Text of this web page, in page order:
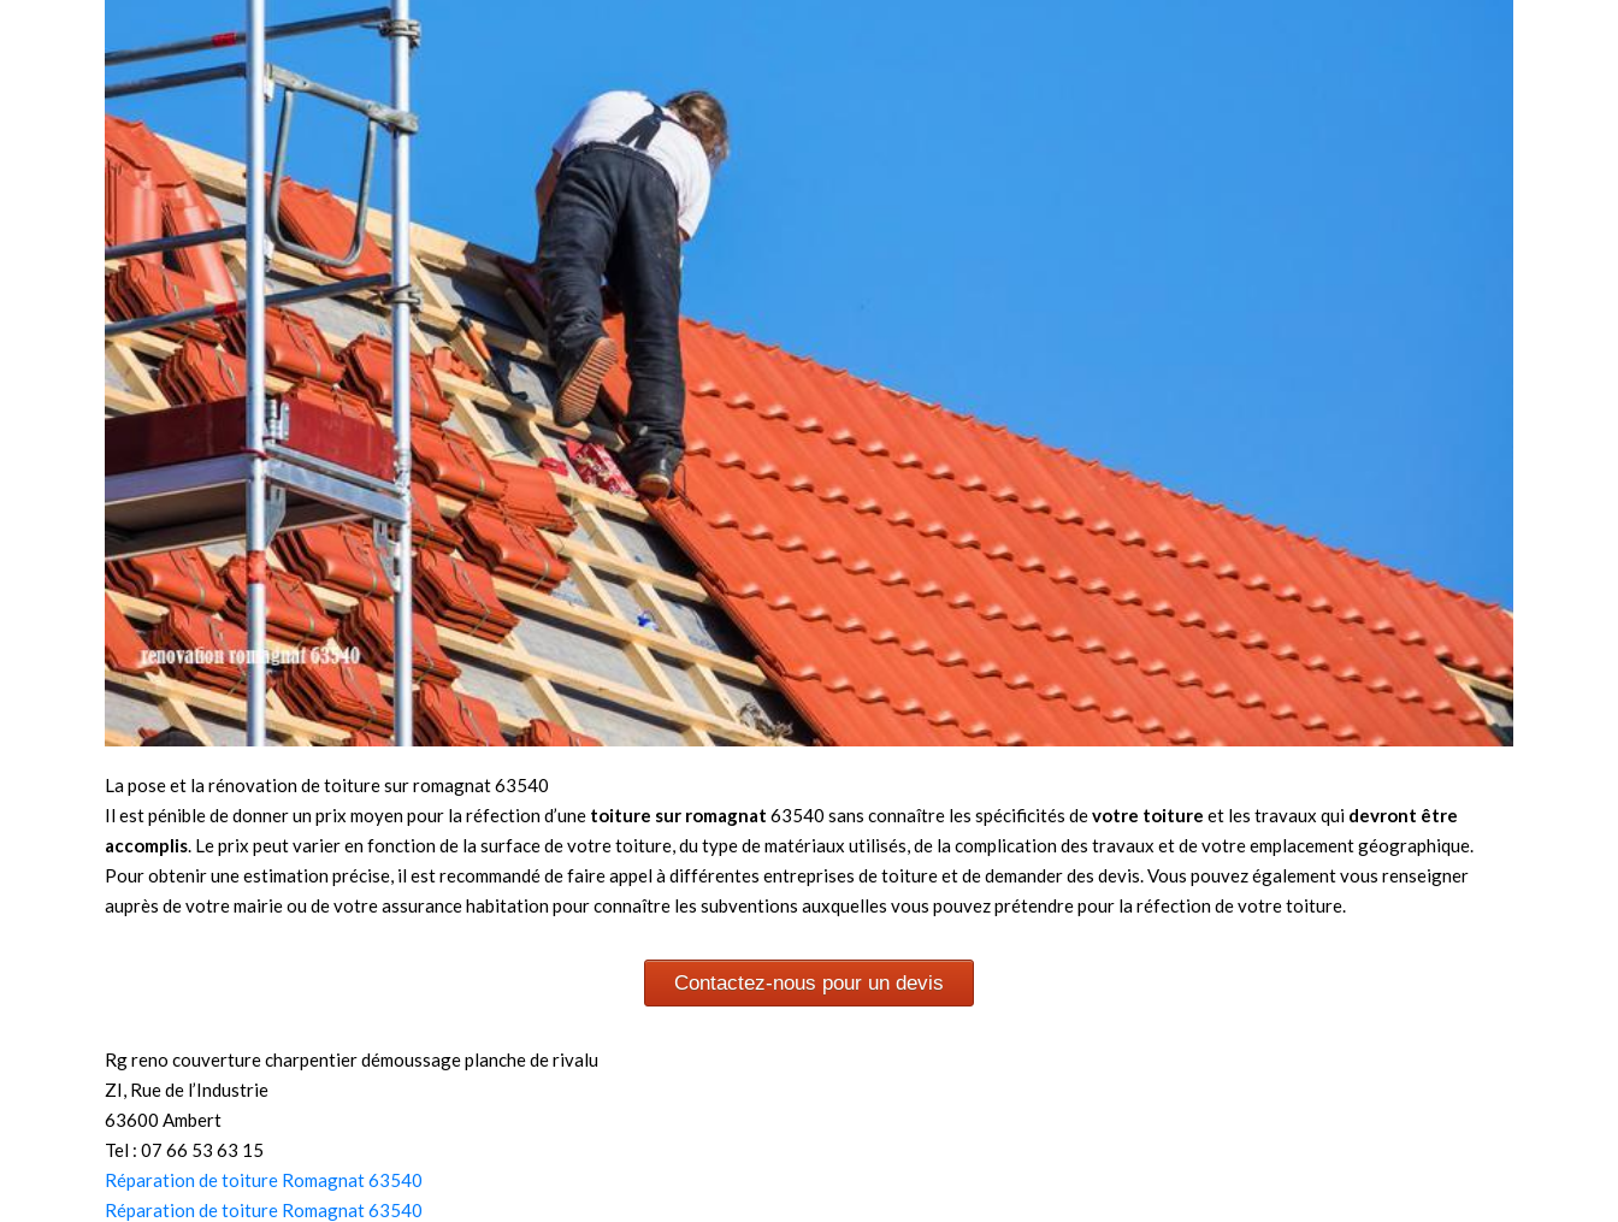
La pose et la rénovation de toiture sur romagnat 63540
Il est pénible de donner un prix moyen pour la réfection d’une toiture sur romagnat 63540 sans connaître les spécificités devotre toiture et les travaux qui devront être
accomplis. Le prix peut varier en fonction de la surface de votre toiture, du type de matériaux utilisés, de la complication des travaux et de votre emplacement géographique.
Pour obtenir une estimation précise, il est recommandé de faire appel à différentes entreprises de toiture et de demander des devis. Vous pouvez également vous renseigner
auprès de votre mairie ou de votre assurance habitation pour connaître les subventions auxquelles vous pouvez prétendre pour la réfection de votre toiture.
Contactez-nous pour un devis
Rg reno couverture charpentier démoussage planche de rivalu
ZI, Rue de l’Industrie
63600 Ambert
Tel : 07 66 53 63 15
Réparation de toiture Romagnat 63540
Réparation de toiture Romagnat 63540